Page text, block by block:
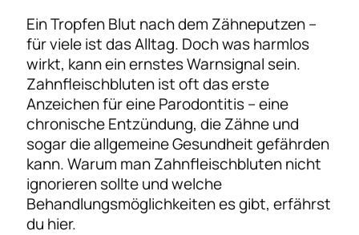
Ein Tropfen Blut nach dem Zähneputzen –
für viele ist das Alltag. Doch was harmlos
wirkt, kann ein ernstes Warnsignal sein.
Zahnfleischbluten ist oft das erste
Anzeichen für eine Parodontitis – eine
chronische Entzündung, die Zähne und
sogar die allgemeine Gesundheit gefährden
kann. Warum man Zahnfleischbluten nicht
ignorieren sollte und welche
Behandlungsmöglichkeiten es gibt, erfährst
du hier.